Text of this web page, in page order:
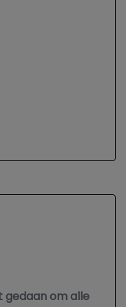
gedaan om alle